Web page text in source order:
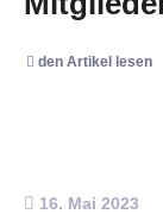
den Artikel lesen
16. Mai 2023